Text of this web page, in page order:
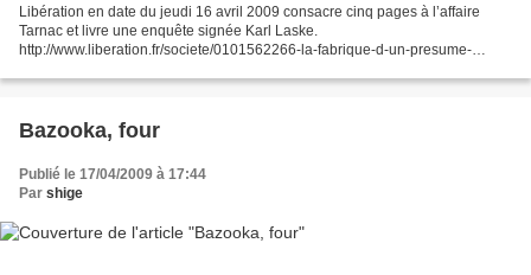
Libération en date du jeudi 16 avril 2009 consacre cinq pages à l’affaire
Tarnac et livre une enquête signée Karl Laske.
http://www.liberation.fr/societe/0101562266-la-fabrique-d-un-presume-
d-une-cellule-invisible...
Bazooka, four
Publié le 17/04/2009 à 17:44
Par shige